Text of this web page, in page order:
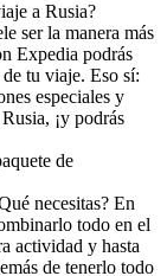
a Rusia?
ser la manera más
Expedia podrás
tu viaje. Eso sí:
especiales y
¡y podrás
de
necesitas? En
todo en el
actividad y hasta
de tenerlo todo